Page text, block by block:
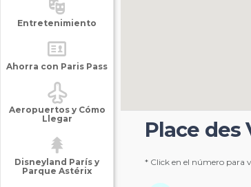
Entretenimiento
Ahorra con Paris Pass
Aeropuertos y Cómo
Llegar
Disneyland París y
Parque Astérix
Place des
* Click en el número para